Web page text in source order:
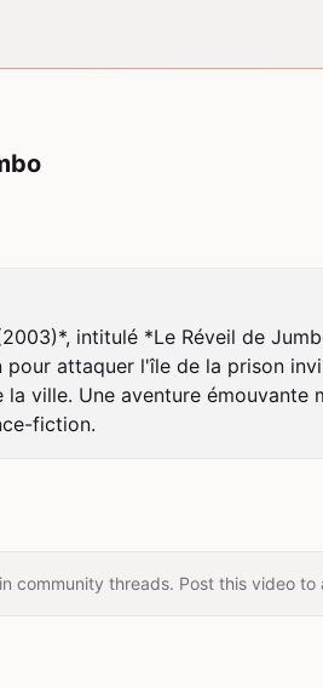
intitulé *Le Réveil de
attaquer l'île de la prison
ville. Une aventure
fiction.
community threads. Post this video